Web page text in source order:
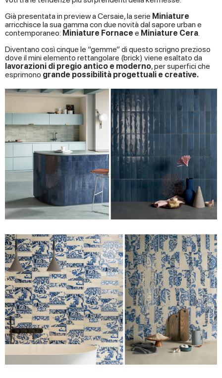
Già presentata in preview a Cersaie, la serie Miniature
arricchisce la sua gamma con due novità dal sapore urban e
contemporaneo: Miniature Fornace e Miniature Cera.
Diventano così cinque le “gemme” di questo scrigno prezioso
dove il mini elemento rettangolare (brick) viene esaltato da
lavorazioni di pregio antico e moderno, per superfici che
esprimono grande possibilità progettuali e creative.